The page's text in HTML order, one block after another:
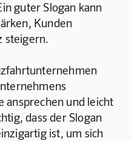
guter Slogan kann
Kunden
steigern.
und leicht
dass der Slogan
ist, um sich